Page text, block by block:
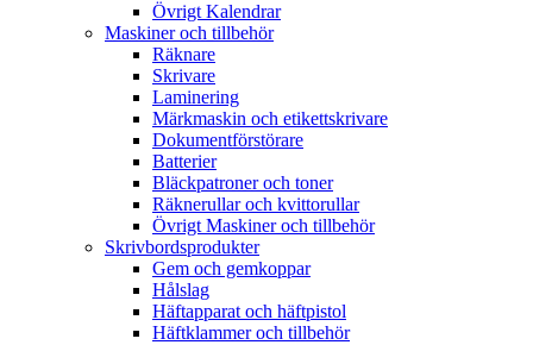
Övrigt Kalendrar
Maskiner och tillbehör
Räknare
Skrivare
Laminering
Märkmaskin och etikettskrivare
Dokumentförstörare
Batterier
Bläckpatroner och toner
Räknerullar och kvittorullar
Övrigt Maskiner och tillbehör
Skrivbordsprodukter
Gem och gemkoppar
Hålslag
Häftapparat och häftpistol
Häftklammer och tillbehör